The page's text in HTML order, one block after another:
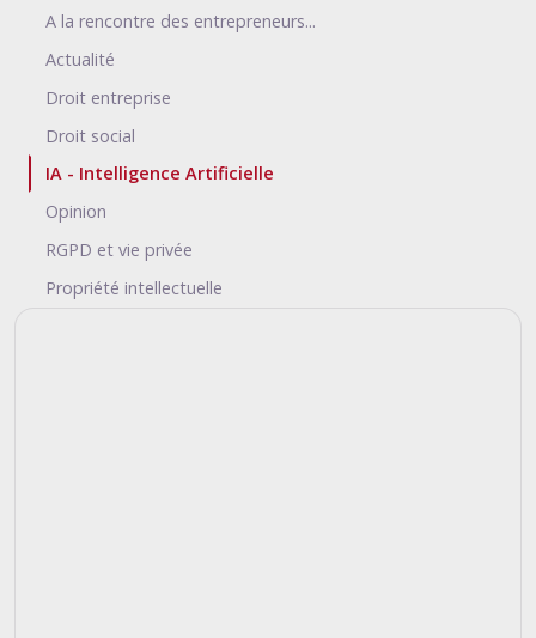
A la rencontre des entrepreneurs...
Actualité
Droit entreprise
Droit social
IA - Intelligence Artificielle
Opinion
RGPD et vie privée
Propriété intellectuelle